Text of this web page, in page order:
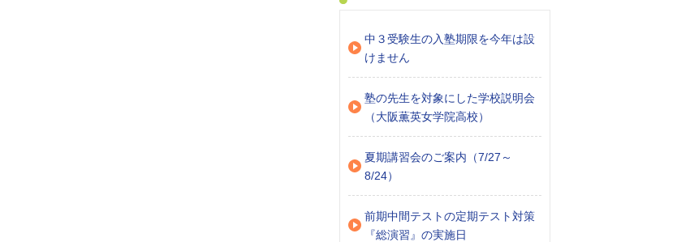
中３受験生の入塾期限を今年は設
けません
塾の先生を対象にした学校説明会
（大阪薫英女学院高校）
夏期講習会のご案内（7/27～
8/24）
前期中間テストの定期テスト対策
『総演習』の実施日